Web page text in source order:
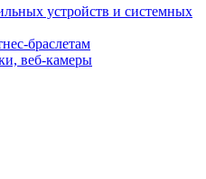
устройств и системных
браслетам
веб-камеры